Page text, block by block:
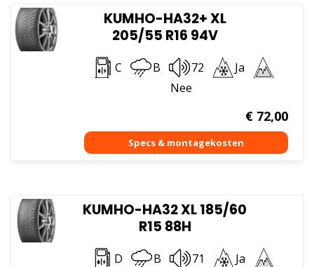
KUMHO-HA32+ XL
205/55 R16 94V
C B 72
Ja
Nee
€72,00
KUMHO-HA32 XL 185/60
R15 88H
D B 71
Ja